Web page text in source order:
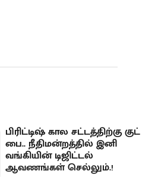
பிரிட்டிஷ் கால சட்டத்திற்கு குட்
பை.. நீதிமன்றத்தில் இனி
வங்கியின் டிஜிட்டல்
ஆவணங்கள் செல்லும்.!